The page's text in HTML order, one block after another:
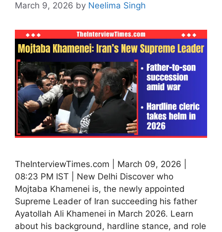
March 9, 2026 by Neelima Singh
TheInterviewTimes.com | March 09, 2026 |
08:23 PM IST | New Delhi Discover who
Mojtaba Khamenei is, the newly appointed
Supreme Leader of Iran succeeding his father
Ayatollah Ali Khamenei in March 2026. Learn
about his background, hardline stance, and role